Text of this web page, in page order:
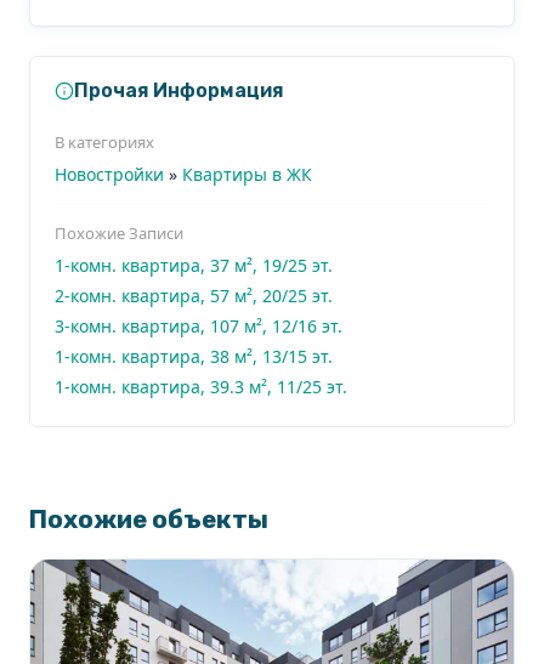
Прочая Информация
В категориях
Новостройки » Квартиры в ЖК
Похожие Записи
1-комн. квартира, 37 м², 19/25 эт.
2-комн. квартира, 57 м², 20/25 эт.
3-комн. квартира, 107 м², 12/16 эт.
1-комн. квартира, 38 м², 13/15 эт.
1-комн. квартира, 39.3 м², 11/25 эт.
Похожие объекты